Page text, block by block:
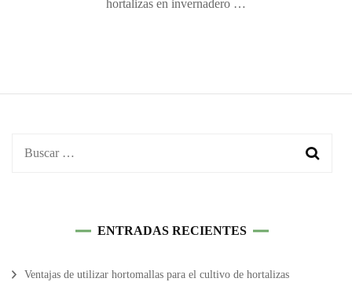
hortalizas en invernadero …
Buscar:
ENTRADAS RECIENTES
Ventajas de utilizar hortomallas para el cultivo de hortalizas